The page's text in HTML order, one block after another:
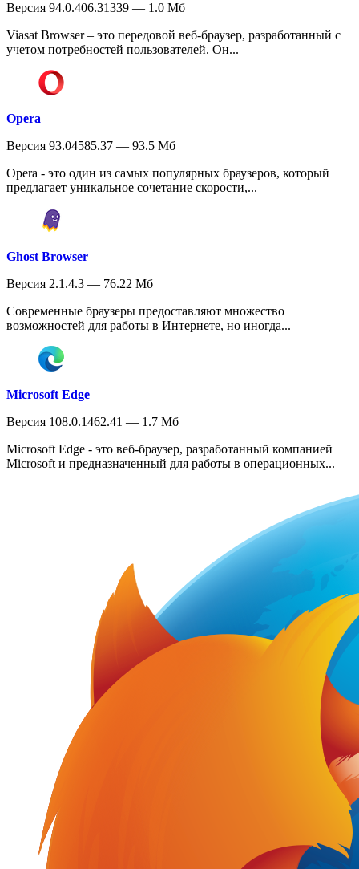
Версия 94.0.406.31339 — 1.0 Мб
Viasat Browser – это передовой веб-браузер, разработанный с
учетом потребностей пользователей. Он...
Opera
Версия 93.04585.37 — 93.5 Мб
Opera - это один из самых популярных браузеров, который
предлагает уникальное сочетание скорости,...
Ghost Browser
Версия 2.1.4.3 — 76.22 Мб
Современные браузеры предоставляют множество
возможностей для работы в Интернете, но иногда...
Microsoft Edge
Версия 108.0.1462.41 — 1.7 Мб
Microsoft Edge - это веб-браузер, разработанный компанией
Microsoft и предназначенный для работы в операционных...